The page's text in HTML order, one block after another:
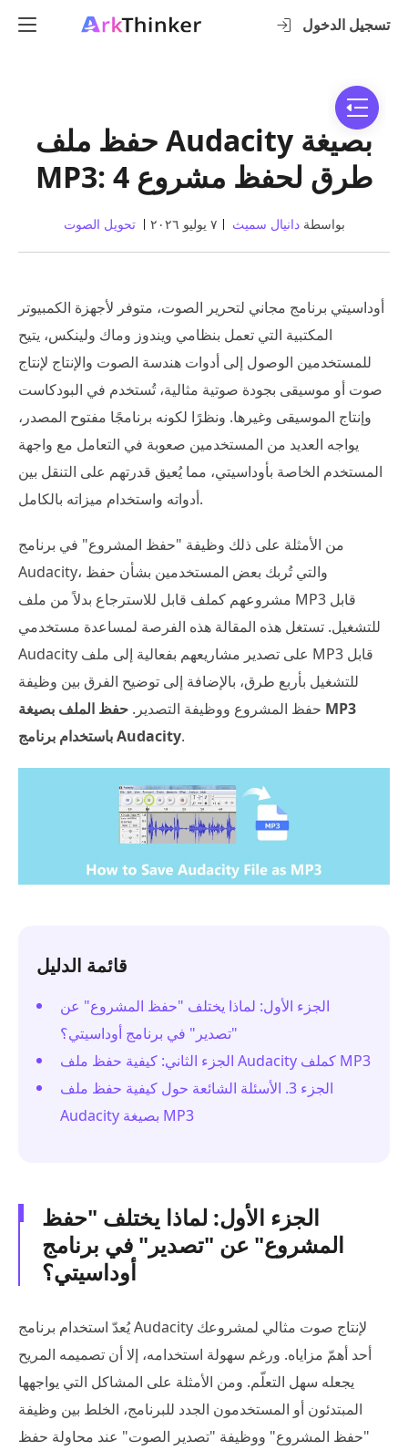
تسجيل الدخول
حفظ ملف Audacity بصيغة
MP3: 4 طرق لحفظ مشروع
بواسطةدانيال سميث ٧ يوليو ٢٠٢٦ تحويل الصوت
أوداسيتي برنامج مجاني لتحرير الصوت، متوفر لأجهزة الكمبيوتر
المكتبية التي تعمل بنظامي ويندوز وماك ولينكس، يتيح
للمستخدمين الوصول إلى أدوات هندسة الصوت والإنتاج لإنتاج
صوت أو موسيقى بجودة صوتية مثالية، تُستخدم في البودكاست
وإنتاج الموسيقى وغيرها. ونظرًا لكونه برنامجًا مفتوح المصدر،
يواجه العديد من المستخدمين صعوبة في التعامل مع واجهة
المستخدم الخاصة بأوداسيتي، مما يُعيق قدرتهم على التنقل بين
أدواته واستخدام ميزاته بالكامل.
من الأمثلة على ذلك وظيفة "حفظ المشروع" في برنامج
Audacity، والتي تُربك بعض المستخدمين بشأن حفظ
مشروعهم كملف قابل للاسترجاع بدلاً من ملف MP3 قابل
للتشغيل. تستغل هذه المقالة هذه الفرصة لمساعدة مستخدمي
Audacity على تصدير مشاريعهم بفعالية إلى ملف MP3 قابل
للتشغيل بأربع طرق، بالإضافة إلى توضيح الفرق بين وظيفة
حفظ المشروع ووظيفة التصدير. حفظ الملف بصيغة MP3
باستخدام برنامج Audacity.
قائمة الدليل
الجزء الأول: لماذا يختلف "حفظ المشروع" عن
"تصدير" في برنامج أوداسيتي؟
الجزء الثاني: كيفية حفظ ملف Audacity كملف MP3
الجزء 3. الأسئلة الشائعة حول كيفية حفظ ملف
Audacity بصيغة MP3
الجزء الأول: لماذا يختلف "حفظ
المشروع" عن "تصدير" في برنامج
أوداسيتي؟
يُعدّ استخدام برنامج Audacity لإنتاج صوت مثالي لمشروعك
أحد أهمّ مزاياه. ورغم سهولة استخدامه، إلا أن تصميمه المريح
يجعله سهل التعلّم. ومن الأمثلة على المشاكل التي يواجهها
المبتدئون أو المستخدمون الجدد للبرنامج، الخلط بين وظيفة
"حفظ المشروع" ووظيفة "تصدير الصوت" عند محاولة حفظ